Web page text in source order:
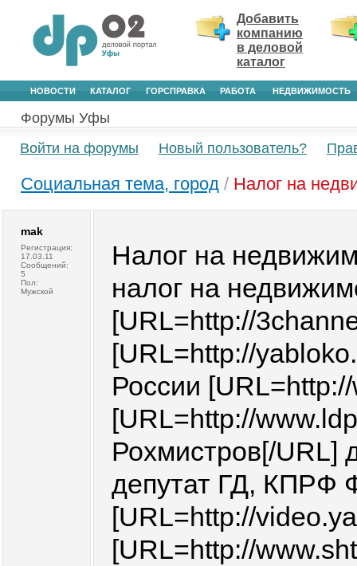
Добавить
компанию
в деловой
каталог
НОВОСТИ КАТАЛОГ ГОРСПРАВКА РАБОТА НЕДВИЖИМОСТЬ
Форумы Уфы
Войти на форумы
Новый пользователь?
Социальная тема, город / Налог на
mak
Регистрация:
17.03.11
Сообщений:
5
Пол:
Мужской
Налог на
налог на
[URL=http://
[URL=http://
России
[URL=http://
Рохмистров[/URL]
депутат ГД, КПРФ
[URL=http://
[URL=http://